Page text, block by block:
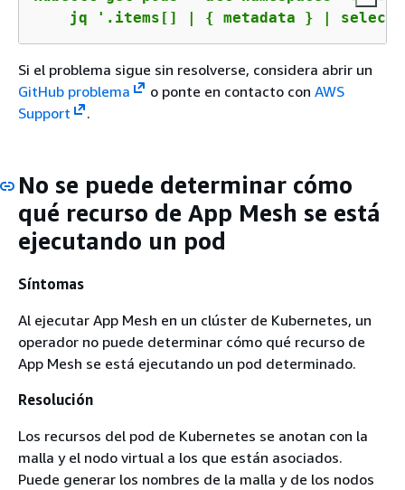
    jq '.items[] |
{ metadata } |
Si el problema sigue sin resolverse, considera abrir un
GitHub problema
o ponte en contacto con AWS
Support
.
No se puede determinar cómo
qué recurso de App Mesh se está
ejecutando un pod
Síntomas
Al ejecutar App Mesh en un clúster de Kubernetes, un
operador no puede determinar cómo qué recurso de
App Mesh se está ejecutando un pod determinado.
Resolución
Los recursos del pod de Kubernetes se anotan con la
malla y el nodo virtual a los que están asociados.
Puede generar los nombres de la malla y de los nodos